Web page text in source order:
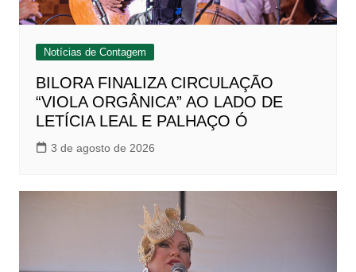
Notícias de Contagem
BILORA FINALIZA CIRCULAÇÃO
“VIOLA ORGÂNICA” AO LADO DE
LETÍCIA LEAL E PALHAÇO Ó
3 de agosto de 2026